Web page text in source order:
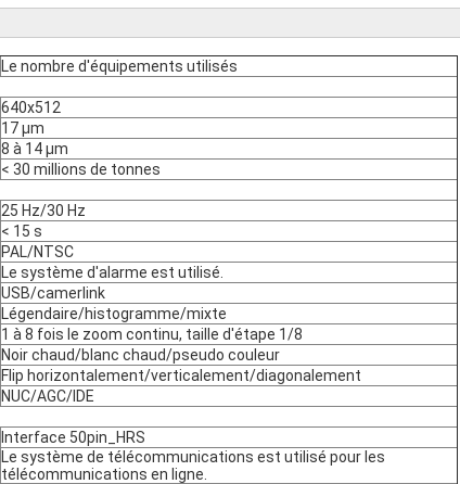
Le nombre d'équipements utilisés
640x512
17 μm
8 à 14 μm
< 30 millions de tonnes
25 Hz/30 Hz
< 15 s
PAL/NTSC
Le système d'alarme est utilisé.
USB/camerlink
Légendaire/histogramme/mixte
1 à 8 fois le zoom continu, taille d'étape 1/8
Noir chaud/blanc chaud/pseudo couleur
Flip horizontalement/verticalement/diagonalement
NUC/AGC/IDE
Interface 50pin_HRS
Le système de télécommunications est utilisé pour les
télécommunications en ligne.